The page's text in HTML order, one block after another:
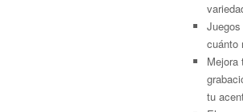
cuánto
Mejora
tu